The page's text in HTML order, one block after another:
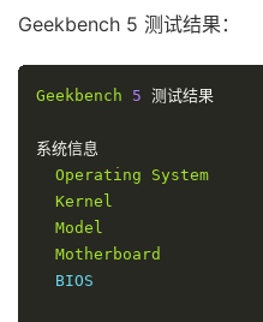
3
213.200 .116.225
4
213.254 225.170
5
223.120
223.120
221.183 55.82
Geekbench 5 测试结果：
Geekbench
5 测试结果
系统信息
Operating
System
Kernel
Model
Motherboard